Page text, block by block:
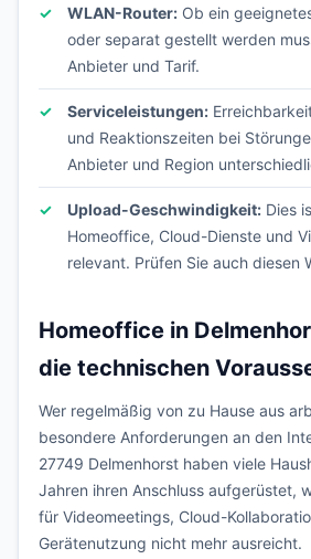
WLAN-Router: Ob ein
oder separat gestellt werden
Anbieter und Tarif.
Serviceleistungen:
und Reaktionszeiten bei
Anbieter und Region
Upload-Geschwindigkeit: Dies
Homeoffice, Cloud-Dienste und
relevant. Prüfen Sie auch diesen
Homeoffice in
die technischen
Wer regelmäßig von zu Hause aus
besondere Anforderungen an den
27749 Delmenhorst haben viele
Jahren ihren Anschluss aufgerüstet,
für Videomeetings, Cloud-
Gerätenutzung nicht mehr ausreicht.